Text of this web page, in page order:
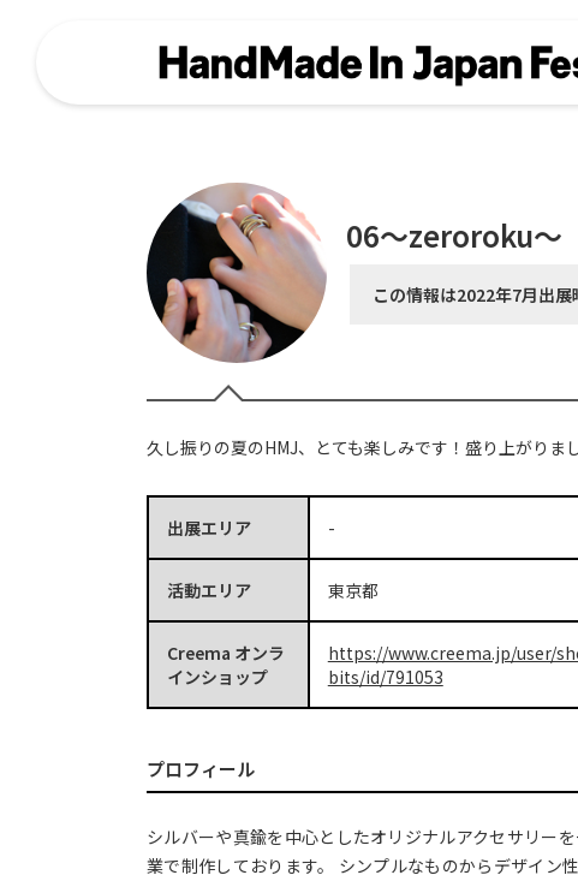
06〜zeroroku〜
この情報は2022年7月出展
久し振りの夏のHMJ、とても楽しみです！盛り上がりま
出展エリア -
活動エリア 東京都
Creema オンラ
インショップ
https://www.creema.jp/user/
bits/id/791053
プロフィール
シルバーや真鍮を中心としたオリジナルアクセサリー
業で制作しております。 シンプルなものからデザイン